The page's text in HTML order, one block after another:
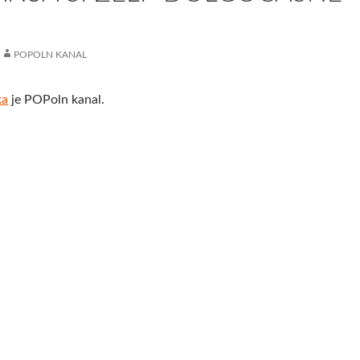
POPOLN KANAL
je POPoln kanal.